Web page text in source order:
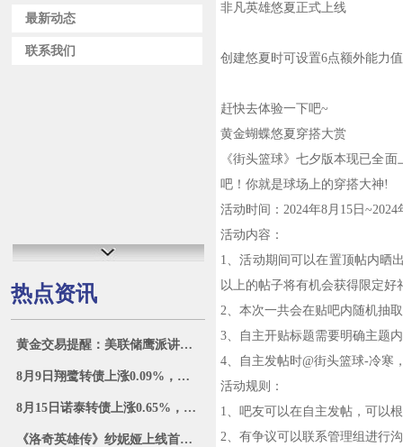
最新动态
联系我们
热点资讯
黄金交易提醒：美联储鹰派讲话助力美债收益率反弹，金价小幅回落，关注“恐怖数据”
8月9日翔鹭转债上涨0.09%，转股溢价率92.66%
8月15日诺泰转债上涨0.65%，转股溢价率4.04%
《洛奇英雄传》纱妮娅上线首周福利 丰厚活动不容错过
非凡英雄悠夏正式上线
创建悠夏时可设置6点额外能力
赶快去体验一下吧~
黄金蝴蝶悠夏穿搭大赏
《街头篮球》七夕版本现已全
吧！你就是球场上的穿搭大神!
活动时间：2024年8月15日~2024
活动内容：
1、活动期间可以在置顶帖内晒
以上的帖子将有机会获得限定好
2、本次一共会在贴吧内随机抽
3、自主开贴标题需要明确主题
4、自主发帖时@街头篮球-冷寒
活动规则：
1、吧友可以在自主发帖，可以
2、有争议可以联系管理组进行